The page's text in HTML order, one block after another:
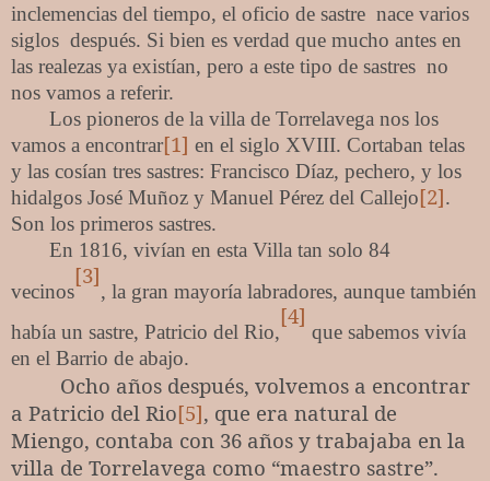
inclemencias del tiempo, el oficio de sastre nace varios
siglos después. Si bien es verdad que mucho antes en
las realezas ya existían, pero a este tipo de sastres no
nos vamos a referir.
Los pioneros de la villa de Torrelavega nos los
vamos a encontrar[1] en el siglo XVIII. Cortaban telas
y las cosían tres sastres: Francisco Díaz, pechero, y los
hidalgos José Muñoz y Manuel Pérez del Callejo[2].
Son los primeros sastres.
En 1816, vivían en esta Villa tan solo 84
vecinos
[3]
, la gran mayoría labradores, aunque también
había un sastre, Patricio del Rio,
[4]
que sabemos vivía
en el Barrio de abajo.
Ocho años después, volvemos a encontrar
a Patricio del Rio[5], que era natural de
Miengo, contaba con 36 años y trabajaba en la
villa de Torrelavega como “maestro sastre”.